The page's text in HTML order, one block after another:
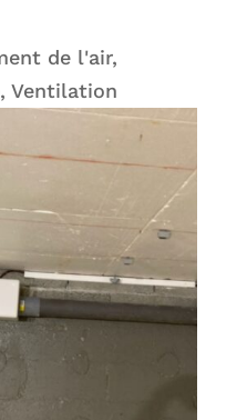
de l'air,
, Ventilation